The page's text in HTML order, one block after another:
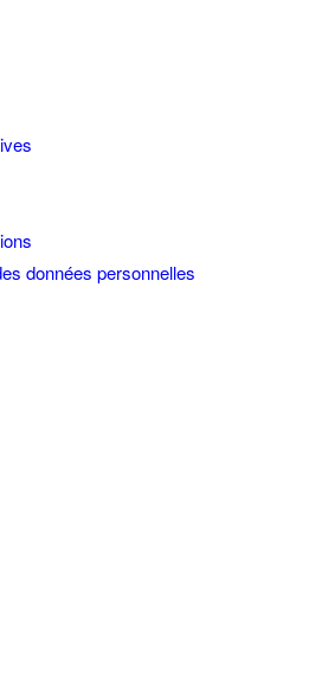
données personnelles